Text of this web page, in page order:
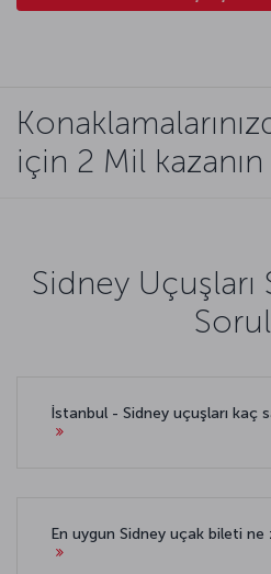
için 2 Mil kazanın
Sidney Uçuşları
İstanbul - Sidney uçuşları kaç
En uygun Sidney uçak bileti ne